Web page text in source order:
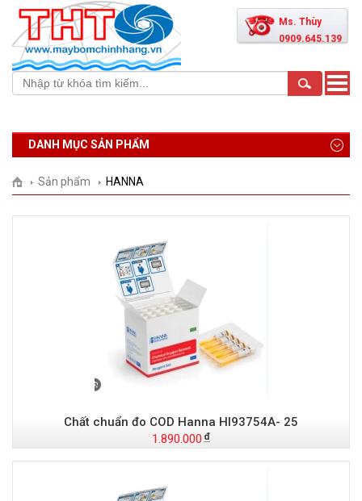
Ms. Thùy
0909.645.139
Toggle
DANH MỤC SẢN PHẨM
Sản phẩm HANNA
Chất chuẩn đo COD Hanna HI93754A- 25
1.890.000